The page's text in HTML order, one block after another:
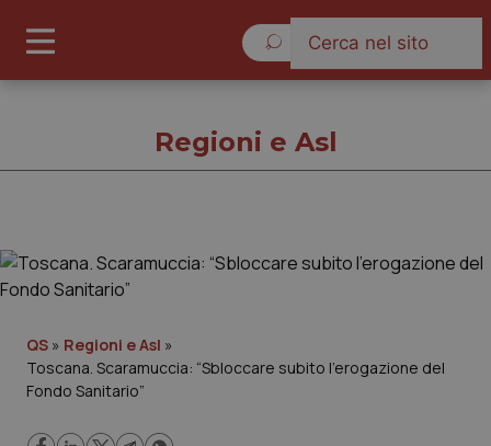
Governo e Parlamento
Regioni e Asl
Regioni e Asl
QS » Regioni e Asl »
Toscana. Scaramuccia: “Sbloccare subito l’erogazione del
Fondo Sanitario”